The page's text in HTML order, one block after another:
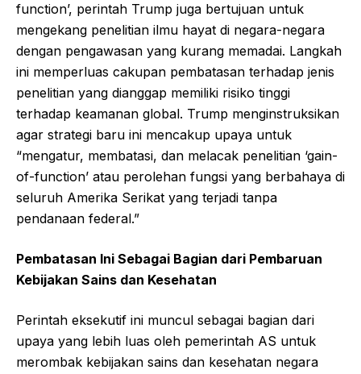
function’, perintah Trump juga bertujuan untuk
mengekang penelitian ilmu hayat di negara-negara
dengan pengawasan yang kurang memadai. Langkah
ini memperluas cakupan pembatasan terhadap jenis
penelitian yang dianggap memiliki risiko tinggi
terhadap keamanan global. Trump menginstruksikan
agar strategi baru ini mencakup upaya untuk
“mengatur, membatasi, dan melacak penelitian ‘gain-
of-function’ atau perolehan fungsi yang berbahaya di
seluruh Amerika Serikat yang terjadi tanpa
pendanaan federal.”
Pembatasan Ini Sebagai Bagian dari Pembaruan
Kebijakan Sains dan Kesehatan
Perintah eksekutif ini muncul sebagai bagian dari
upaya yang lebih luas oleh pemerintah AS untuk
merombak kebijakan sains dan kesehatan negara